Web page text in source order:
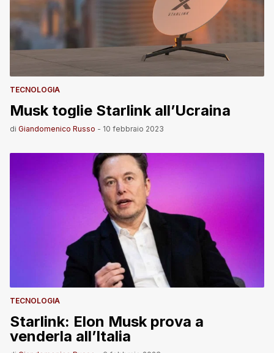
TECNOLOGIA
Musk toglie Starlink all’Ucraina
di Giandomenico Russo - 10 febbraio 2023
TECNOLOGIA
Starlink: Elon Musk prova a
venderla all’Italia